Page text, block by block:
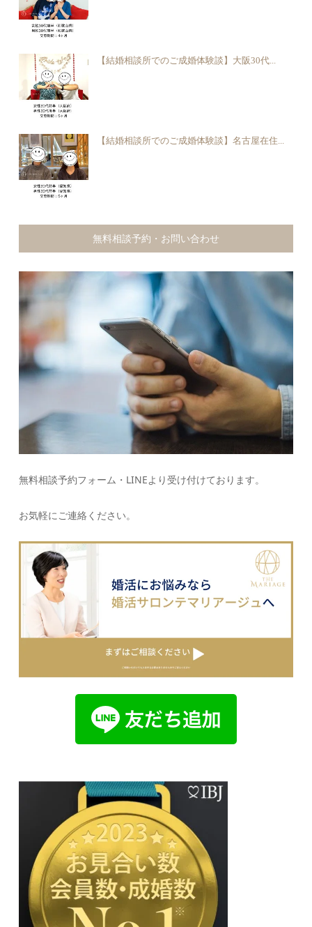
【結婚相談所でのご成婚体験談】大阪30代...
【結婚相談所でのご成婚体験談】名古屋在住...
無料相談予約・お問い合わせ
無料相談予約フォーム・LINEより受け付けております。
お気軽にご連絡ください。